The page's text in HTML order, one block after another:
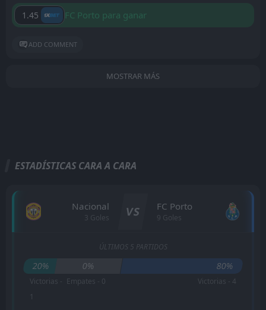
1.45 FC Porto para ganar
ADD COMMENT
MOSTRAR MÁS
ESTADÍSTICAS CARA A CARA
Nacional
3 Goles VS FC Porto
9 Goles
ÚLTIMOS 5 PARTIDOS
20% 0% 80%
Victorias -
1
Empates - 0 Victorias - 4